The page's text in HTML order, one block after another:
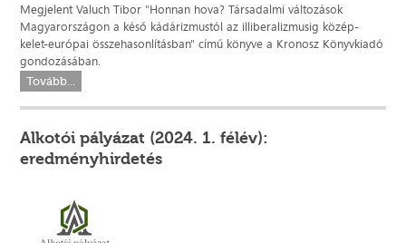
Megjelent Valuch Tibor "Honnan hova? Társadalmi változások
Magyarországon a késő kádárizmustól az illiberalizmusig közép-
kelet-európai összehasonlításban" című könyve a Kronosz Könyvkiadó
gondozásában.
Tovább...
Alkotói pályázat (2024. 1. félév):
eredményhirdetés